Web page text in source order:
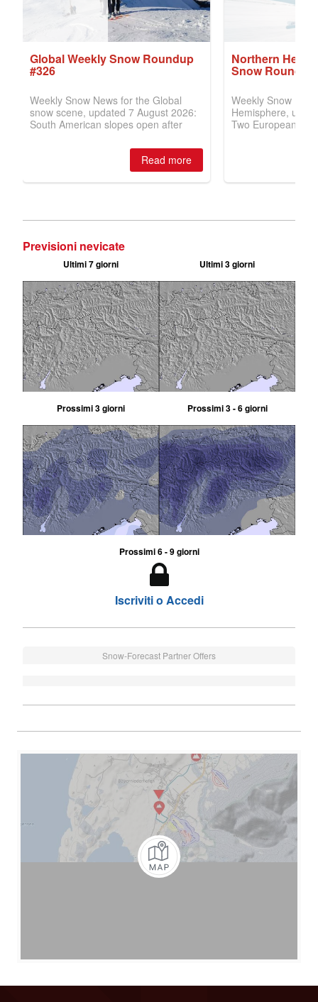
Previsioni nevicate
Ultimi 7 giorni Ultimi 3 giorni
Prossimi 3 giorni Prossimi 3 - 6 giorni
Prossimi 6 - 9 giorni
Iscriviti o Accedi
Snow-Forecast Partner Offers